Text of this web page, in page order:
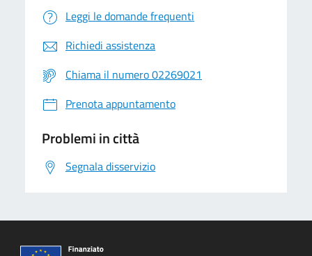
Leggi le domande frequenti
Richiedi assistenza
Chiama il numero 02269021
Prenota appuntamento
Problemi in città
Segnala disservizio